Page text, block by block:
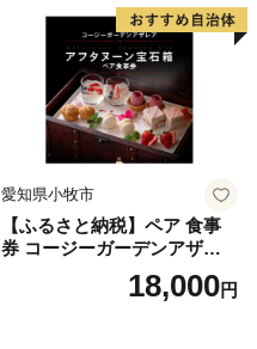
県 小牧店 小牧市 チケット 送
愛知県小牧市
【ふるさと納税】ペア 食事
券 コージーガーデンアザレ
ア アフタヌーン宝石箱 ホテ
ル特製 デザート 6種類 サン
18,000円